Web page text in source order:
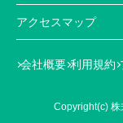
アクセスマップ
会社概要 利用規約
Copyright(c)